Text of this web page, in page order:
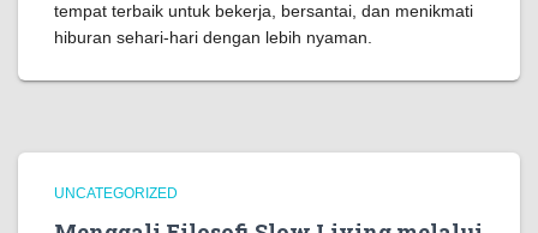
tempat terbaik untuk bekerja, bersantai, dan menikmati
hiburan sehari-hari dengan lebih nyaman.
UNCATEGORIZED